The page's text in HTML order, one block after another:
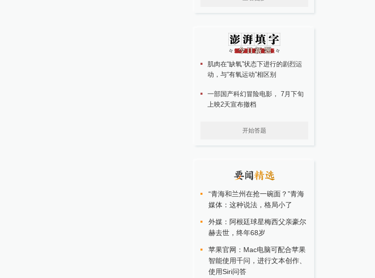
肌肉在“缺氧”状态下进行的剧烈运
动，与“有氧运动”相区别
一部国产科幻冒险电影， 7月下旬
上映2天宣布撤档
开始答题
“青海和兰州在抢一碗面？”青海
媒体：这种说法，格局小了
外媒：阿根廷球星梅西父亲豪尔
赫去世，终年68岁
苹果官网：Mac电脑可配合苹果
智能使用千问，进行文本创作、
使用Siri问答